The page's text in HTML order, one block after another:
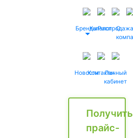
БрендыКаталог
Распродажа
О
НовостиКонтактыЛичный
кабинет
Получить
прайс-